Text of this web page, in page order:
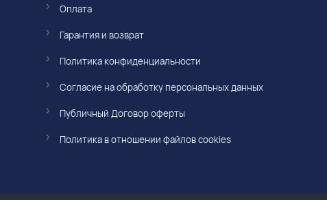
Оплата
Гарантия и возврат
Политика конфиденциальности
Согласие на обработку персональных данных
Публичный Договор оферты
Политика в отношении файлов cookies